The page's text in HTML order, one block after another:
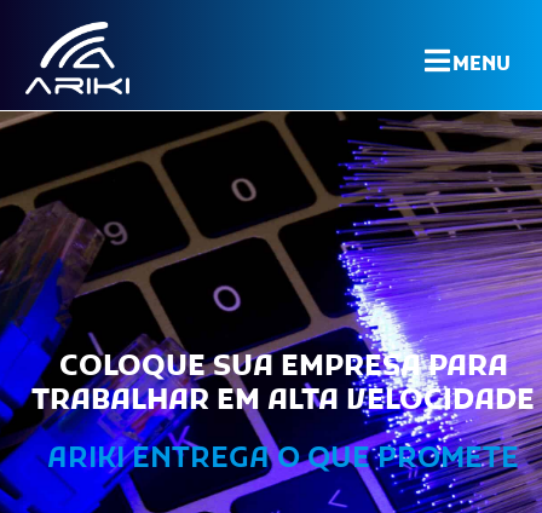
MENU
COLOQUE SUA EMPRESA PARA
TRABALHAR EM ALTA VELOCIDADE
ARIKI ENTREGA O QUE PROMETE